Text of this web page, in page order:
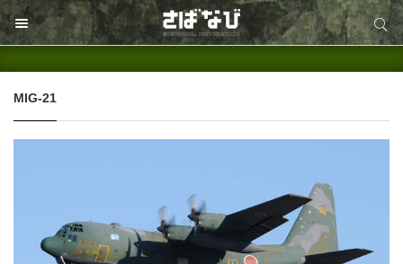
サイト内検索
MIG-21
サイト内検索